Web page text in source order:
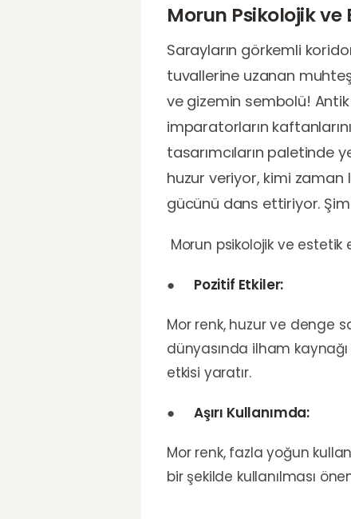
Morun Psikolojik ve
Sarayların görkemli
tuvallerine uzanan
ve gizemin sembolü!
imparatorların
tasarımcıların paletinde
huzur veriyor, kimi zaman
gücünü dans ettiriyor.
Morun psikolojik ve estetik
● Pozitif Etkiler:
Mor renk, huzur ve denge
dünyasında ilham
etkisi yaratır.
● Aşırı Kullanımda:
Mor renk, fazla yoğun
bir şekilde kullanılması